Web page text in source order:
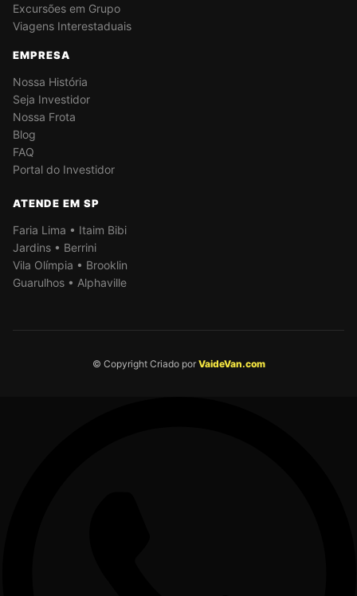
Excursões em Grupo
Viagens Interestaduais
EMPRESA
Nossa História
Seja Investidor
Nossa Frota
Blog
FAQ
Portal do Investidor
ATENDE EM SP
Faria Lima • Itaim Bibi
Jardins • Berrini
Vila Olímpia • Brooklin
Guarulhos • Alphaville
© Copyright Criado por VaideVan.com